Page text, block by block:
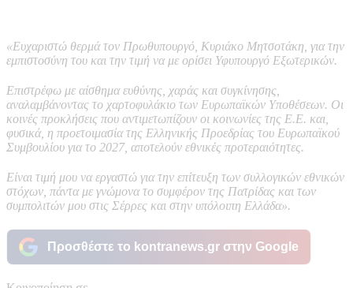
«Ευχαριστώ θερμά τον Πρωθυπουργό, Κυριάκο Μητσοτάκη, για την
εμπιστοσύνη του και την τιμή να με ορίσει Υφυπουργό Εξωτερικών.
Επιστρέφω με αίσθημα ευθύνης, χαράς και συγκίνησης,
αναλαμβάνοντας το χαρτοφυλάκιο των Ευρωπαϊκών Υποθέσεων. Οι
κοινές προκλήσεις που αντιμετωπίζουν οι κοινωνίες της Ε.Ε. και,
φυσικά, η προετοιμασία της Ελληνικής Προεδρίας του Ευρωπαϊκού
Συμβουλίου για το 2027, αποτελούν εθνικές προτεραιότητες.
Είναι τιμή μου να εργαστώ για την επίτευξη των συλλογικών εθνικών
στόχων, πάντα με γνώμονα το συμφέρον της Πατρίδας και των
συμπολιτών μου στις Σέρρες και στην υπόλοιπη Ελλάδα».
Προσθέστε το kontranews.gr στην Google